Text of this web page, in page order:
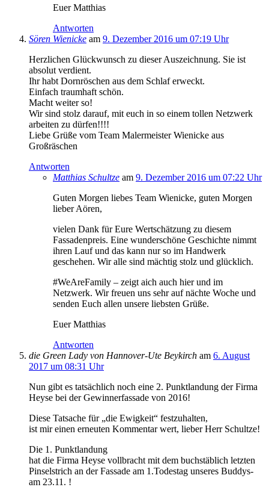
Euer Matthias
Antworten
Sören Wienicke am 9. Dezember 2016 um 07:19 Uhr
Herzlichen Glückwunsch zu dieser Auszeichnung. Sie ist
absolut verdient.
Ihr habt Dornröschen aus dem Schlaf erweckt.
Einfach traumhaft schön.
Macht weiter so!
Wir sind stolz darauf, mit euch in so einem tollen Netzwerk
arbeiten zu dürfen!!!!
Liebe Grüße vom Team Malermeister Wienicke aus
Großräschen
Antworten
Matthias Schultze am 9. Dezember 2016 um 07:22 Uhr
Guten Morgen liebes Team Wienicke, guten Morgen
lieber Aören,
vielen Dank für Eure Wertschätzung zu diesem
Fassadenpreis. Eine wunderschöne Geschichte nimmt
ihren Lauf und das kann nur so im Handwerk
geschehen. Wir alle sind mächtig stolz und glücklich.
#WeAreFamily – zeigt aich auch hier und im
Netzwerk. Wir freuen uns sehr auf nächte Woche und
senden Euch allen unsere liebsten Grüße.
Euer Matthias
Antworten
die Green Lady von Hannover-Ute Beykirch am 6. August
2017 um 08:31 Uhr
Nun gibt es tatsächlich noch eine 2. Punktlandung der Firma
Heyse bei der Gewinnerfassade von 2016!
Diese Tatsache für „die Ewigkeit“ festzuhalten,
ist mir einen erneuten Kommentar wert, lieber Herr Schultze!
Die 1. Punktlandung
hat die Firma Heyse vollbracht mit dem buchstäblich letzten
Pinselstrich an der Fassade am 1.Todestag unseres Buddys-
am 23.11. !